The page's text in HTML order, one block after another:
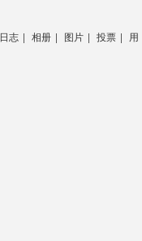
日志 | 相册 | 图片 | 投票 | 用